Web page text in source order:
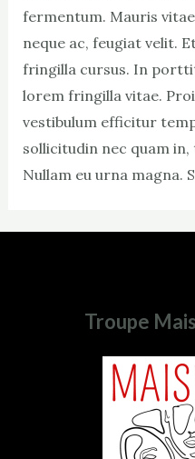
fermentum. Mauris
neque ac, feugiat velit.
fringilla cursus. In
lorem fringilla vitae.
vestibulum efficitur
sollicitudin nec quam
Nullam eu urna magna.
Troupe